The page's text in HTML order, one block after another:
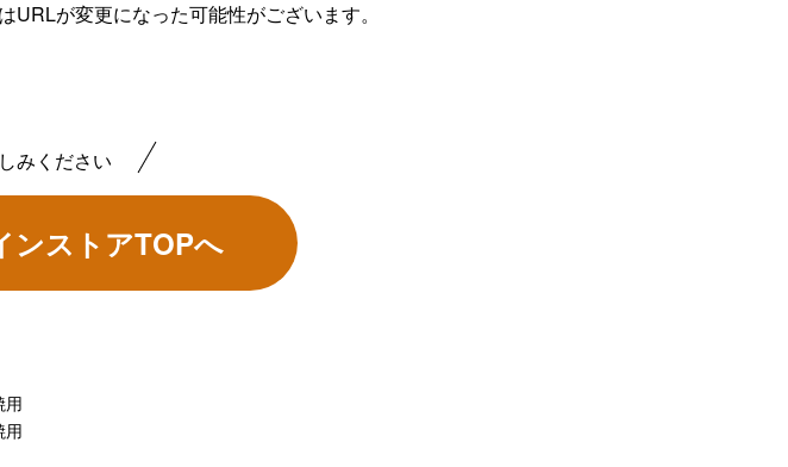
が変更になった可能性がございます。
みください
ンストアTOPへ
用
用